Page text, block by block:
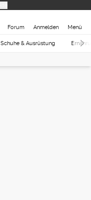
Forum Anmelden Menü
Schuhe & Ausrüstung